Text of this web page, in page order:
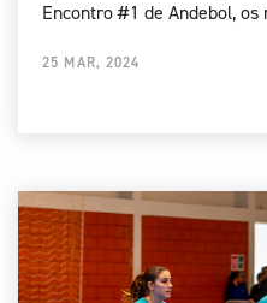
Encontro #1 de Andebol,
25 MAR, 2024